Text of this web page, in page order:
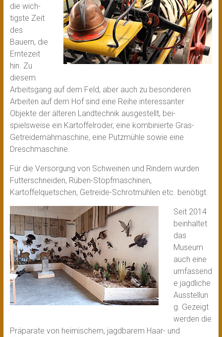
die wich­
tigste Zeit
des
Bauern, die
Erntezeit
hin. Zu
diesem
Arbeitsgang auf dem Feld, aber auch zu besonderen
Arbeiten auf dem Hof sind eine Reihe interessanter
Objekte der älteren Landtechnik ausgestellt, bei­
spielsweise ein Kartoffelroder, eine kombinierte Gras-
Getreidemähmaschine, eine Putzmühle sowie eine
Dreschmaschine.
Für die Versorgung von Schweinen und Rindern wurden
Futterschneiden, Rüben-Stopfmaschinen,
Kartoffelquetschen, Getreide-Schrotmühlen etc. benötigt.
Seit 2014
beinhaltet
das
Museum
auch eine
umfassend
e jagdliche
Ausstellun
g. Gezeigt
werden die
Präparate von heimischem, jagdbarem Haar- und